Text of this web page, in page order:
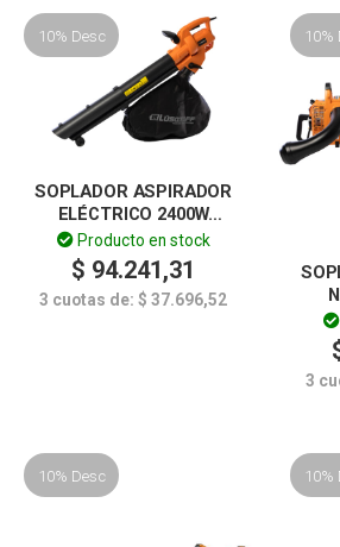
10% Desc
SOPLADOR ASPIRADOR
ELÉCTRICO 2400W
LUSQTOFF
Producto en stock
$ 94.241,31
3 cuotas de: $ 37.696,52
10%
3
10% Desc 10%